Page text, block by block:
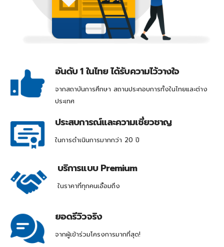
อันดับ 1 ในไทย ได้รับความไว้วางใจ
จากสถาบันการศึกษา สถานประกอบการทั้งในไทยและต่าง
ประเทศ
ประสบการณ์และความเชี่ยวชาญ
ในการดำเนินการมากกว่า 20 ปี
บริการแบบ Premium
ในราคาที่ทุกคนเอื้อมถึง
ยอดรีวิวจริง
จากผู้เข้าร่วมโครงการมากที่สุด!